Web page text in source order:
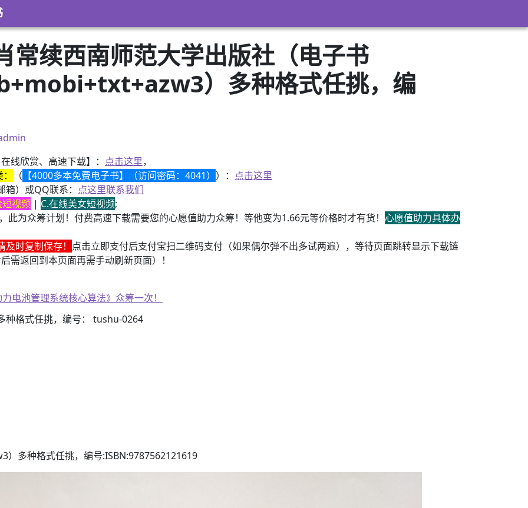
常续西南师范大学出版社（电子书
）多种格式任挑，编
线欣赏、高速下载】： 点击这里，
（ 【4000多本免费电子书】（访问密码：4041） ）： 点击这里
）或QQ联系： 点这里联系我们
视频 | C.在线美女短视频;
此为众筹计划！付费高速下载需要您的心愿值助力众筹！等他变为1.66元等价格时才有货！ 心愿值助力具体办
时复制保存！ 点击立即支付后支付宝扫二维码支付（如果偶尔弹不出多试两遍），等待页面跳转显示下载链
需返回到本页面再需手动刷新页面）！
电池管理系统核心算法》众筹一次！
格式任挑，编号： tushu-0264
多种格式任挑，编号:ISBN:9787562121619